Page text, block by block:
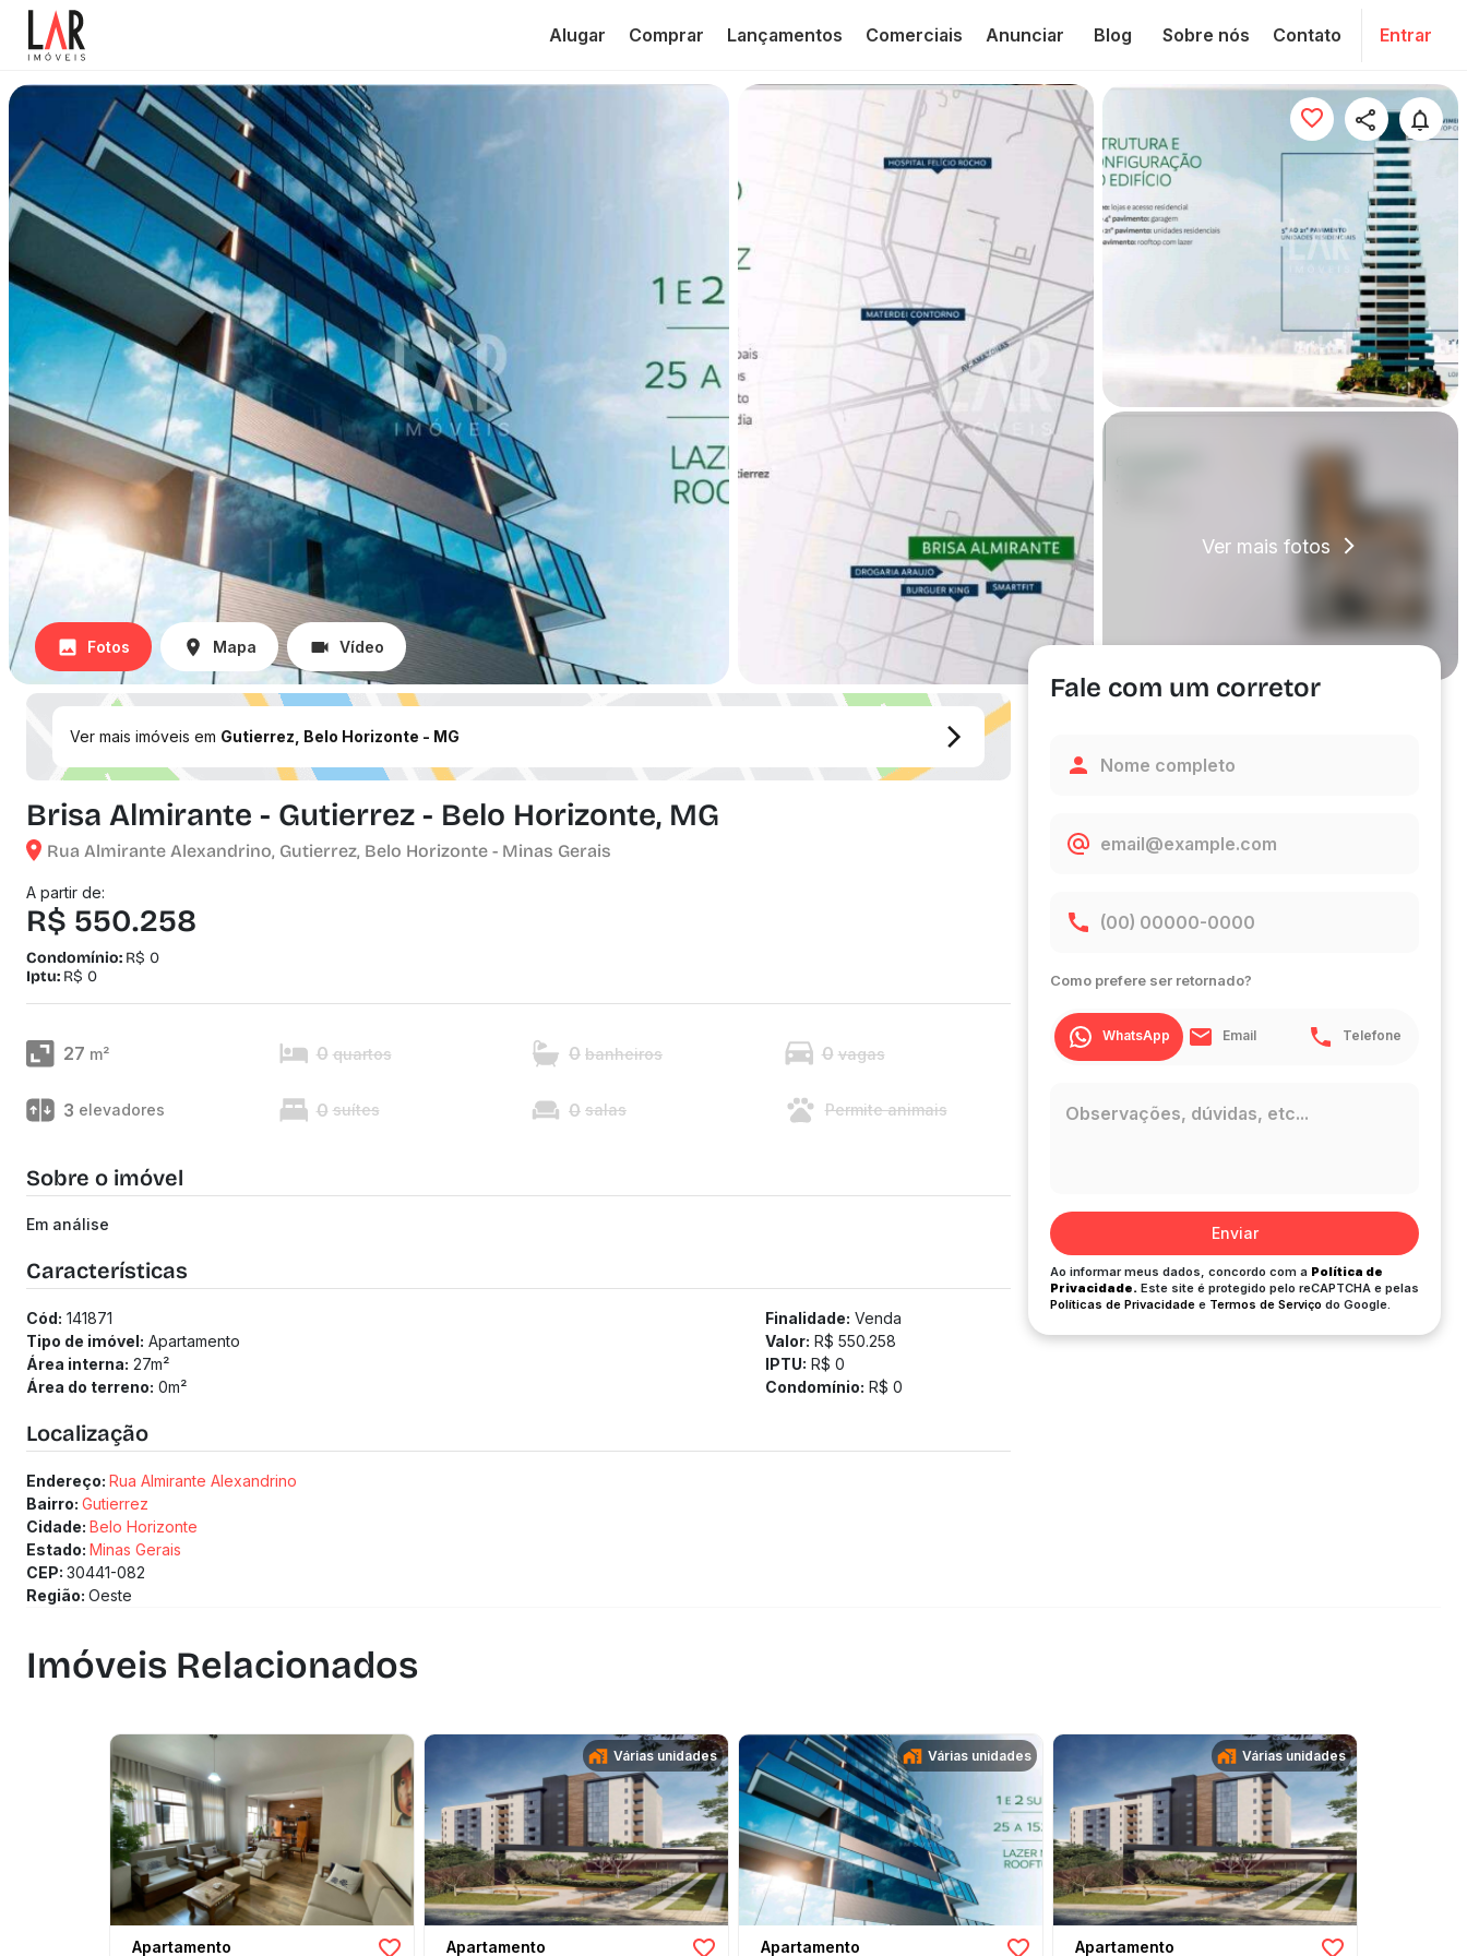
Alugar Comprar Lançamentos Comerciais Anunciar Blog Sobre nós Contato Entrar
Ver mais fotos
Fotos Mapa Vídeo
Ver mais imóveis em Gutierrez, Belo Horizonte - MG
Brisa Almirante - Gutierrez - Belo Horizonte, MG
Rua Almirante Alexandrino, Gutierrez, Belo Horizonte - Minas Gerais
A partir de:
R$ 550.258
Condomínio: R$ 0
Iptu: R$ 0
27 m² 0 quartos 0 banheiros 0 vagas
3 elevadores 0 suítes 0 salas Permite animais
Sobre o imóvel
Em análise
Características
Cód: 141871
Tipo de imóvel: Apartamento
Área interna: 27m²
Área do terreno: 0m²
Finalidade: Venda
Valor: R$ 550.258
IPTU: R$ 0
Condomínio: R$ 0
Localização
Endereço: Rua Almirante Alexandrino
Bairro: Gutierrez
Cidade: Belo Horizonte
Estado: Minas Gerais
CEP: 30441-082
Região: Oeste
Fale com um corretor
Como prefere ser retornado?
WhatsApp Email Telefone
Enviar
Ao informar meus dados, concordo com a Política de
Privacidade. Este site é protegido pelo reCAPTCHA e pelas
Políticas de Privacidade e Termos de Serviço do Google.
Imóveis Relacionados
Apartamento
Várias unidades
Apartamento
Várias unidades
Apartamento
Várias unidades
Apartamento